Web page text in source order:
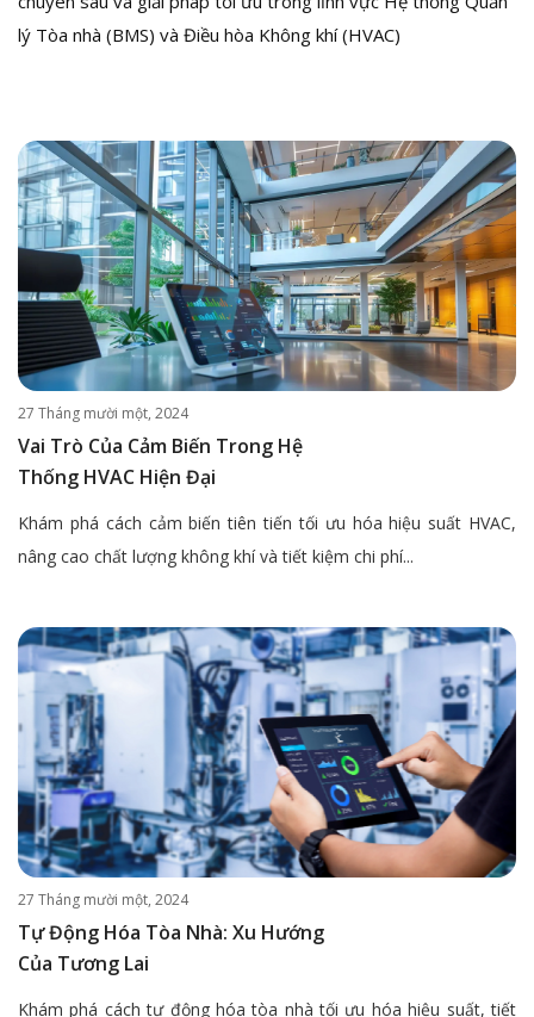
lý Tòa nhà (BMS) và Điều hòa Không khí (HVAC)
27 Tháng mười một, 2024
Vai Trò Của Cảm Biến Trong Hệ
Thống HVAC Hiện Đại
Khám phá cách cảm biến tiên tiến tối ưu hóa hiệu suất HVAC,
nâng cao chất lượng không khí và tiết kiệm chi phí...
27 Tháng mười một, 2024
Tự Động Hóa Tòa Nhà: Xu Hướng
Của Tương Lai
Khám phá cách tự động hóa tòa nhà tối ưu hóa hiệu suất, tiết